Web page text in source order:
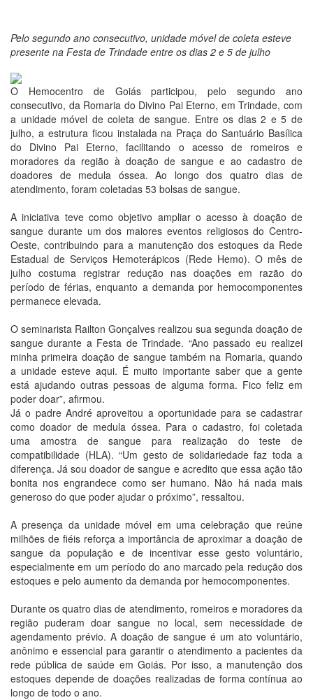
Pelo segundo ano consecutivo, unidade móvel de coleta esteve
presente na Festa de Trindade entre os dias 2 e 5 de julho
O Hemocentro de Goiás participou, pelo segundo ano
consecutivo, da Romaria do Divino Pai Eterno, em Trindade, com
a unidade móvel de coleta de sangue. Entre os dias 2 e 5 de
julho, a estrutura ficou instalada na Praça do Santuário Basílica
do Divino Pai Eterno, facilitando o acesso de romeiros e
moradores da região à doação de sangue e ao cadastro de
doadores de medula óssea. Ao longo dos quatro dias de
atendimento, foram coletadas 53 bolsas de sangue.
A iniciativa teve como objetivo ampliar o acesso à doação de
sangue durante um dos maiores eventos religiosos do Centro-
Oeste, contribuindo para a manutenção dos estoques da Rede
Estadual de Serviços Hemoterápicos (Rede Hemo). O mês de
julho costuma registrar redução nas doações em razão do
período de férias, enquanto a demanda por hemocomponentes
permanece elevada.
O seminarista Railton Gonçalves realizou sua segunda doação de
sangue durante a Festa de Trindade. “Ano passado eu realizei
minha primeira doação de sangue também na Romaria, quando
a unidade esteve aqui. É muito importante saber que a gente
está ajudando outras pessoas de alguma forma. Fico feliz em
poder doar”, afirmou.
Já o padre André aproveitou a oportunidade para se cadastrar
como doador de medula óssea. Para o cadastro, foi coletada
uma amostra de sangue para realização do teste de
compatibilidade (HLA). “Um gesto de solidariedade faz toda a
diferença. Já sou doador de sangue e acredito que essa ação tão
bonita nos engrandece como ser humano. Não há nada mais
generoso do que poder ajudar o próximo”, ressaltou.
A presença da unidade móvel em uma celebração que reúne
milhões de fiéis reforça a importância de aproximar a doação de
sangue da população e de incentivar esse gesto voluntário,
especialmente em um período do ano marcado pela redução dos
estoques e pelo aumento da demanda por hemocomponentes.
Durante os quatro dias de atendimento, romeiros e moradores da
região puderam doar sangue no local, sem necessidade de
agendamento prévio. A doação de sangue é um ato voluntário,
anônimo e essencial para garantir o atendimento a pacientes da
rede pública de saúde em Goiás. Por isso, a manutenção dos
estoques depende de doações realizadas de forma contínua ao
longo de todo o ano.